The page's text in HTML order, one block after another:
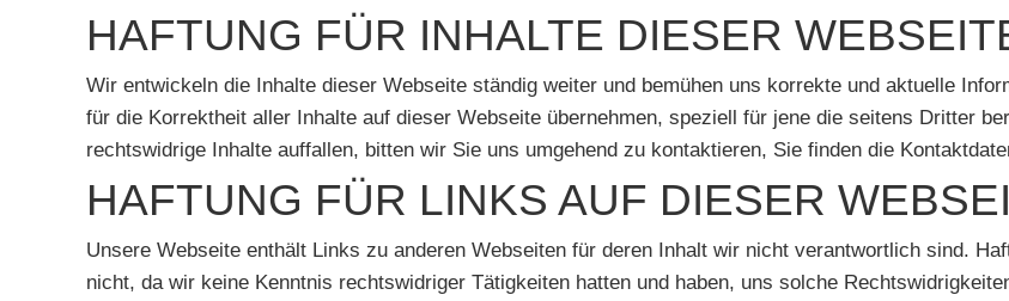
HAFTUNG FÜR INHALTE DIESER
Wir entwickeln die Inhalte dieser Webseite ständig weiter und bemühen uns korrekte und aktuelle
für die Korrektheit aller Inhalte auf dieser Webseite übernehmen, speziell für jene die seitens Dritter
rechtswidrige Inhalte auffallen, bitten wir Sie uns umgehend zu kontaktieren, Sie finden die
HAFTUNG FÜR LINKS AUF DIESER
Unsere Webseite enthält Links zu anderen Webseiten für deren Inhalt wir nicht verantwortlich sind.
nicht, da wir keine Kenntnis rechtswidriger Tätigkeiten hatten und haben, uns solche